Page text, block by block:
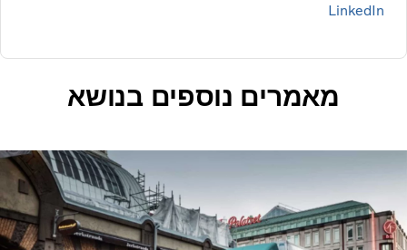
LinkedIn
מאמרים נוספים בנושא